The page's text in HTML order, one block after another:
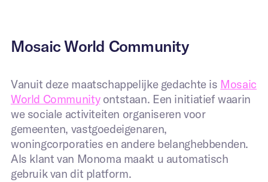
Mosaic World Community
Vanuit deze maatschappelijke gedachte is Mosaic
World Communityontstaan. Een initiatief waarin
we sociale activiteiten organiseren voor
gemeenten, vastgoedeigenaren,
woningcorporaties en andere belanghebbenden.
Als klant van Monoma maakt u automatisch
gebruik van dit platform.
Ja, ik ben akkoord met de privacy
Versturen